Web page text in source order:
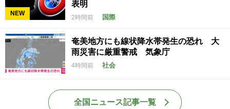
NEW
表明
2時間前 国際
奄美地方にも線状降水帯発生の恐れ 大
雨災害に厳重警戒 気象庁
4時間前 社会
全国ニュース記事一覧